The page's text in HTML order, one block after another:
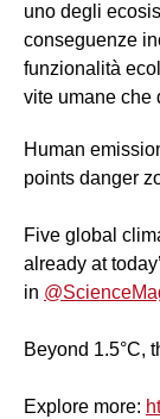
uno degli
conseguenze
funzionalità
vite umane che
Human
points danger
Five global
already at
in
Beyond 1.5°C,
Explore more: